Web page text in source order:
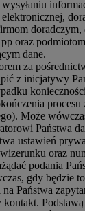
wysyłaniu
oraz
dane.
za
z inicjatywy
procesu
Może
Państwa
ustawień
oraz
podania
gdy będzie
Państwa